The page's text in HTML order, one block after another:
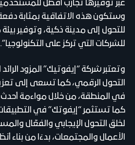
عبر توفيرها تجارب أفضل
وستكون هذه الاتفاقية بمثابة
للتحول إلى مدينة ذكية، وتوفير
للشركات التي تركز على التكنولوجيا”.
وتعتبر شركة “إيفوتيك” المزود
التحول الرقمي، كما تسعى إلى
في المنطقة، من خلال مواءمة أحدث
كما تستثمر “إيفوتك” في التطبيقات
لخلق التحول الإيجابي والفعّال
الأعمال والمجتمعات، بدءًا من بناء